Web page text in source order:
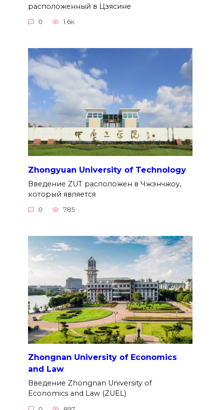
расположенный в Цзясине
0 1.6к.
Zhongyuan University of Technology
Введение ZUT расположен в Чжэнчжоу,
который является
0 785
Zhongnan University of Economics
and Law
Введение Zhongnan University of
Economics and Law (ZUEL)